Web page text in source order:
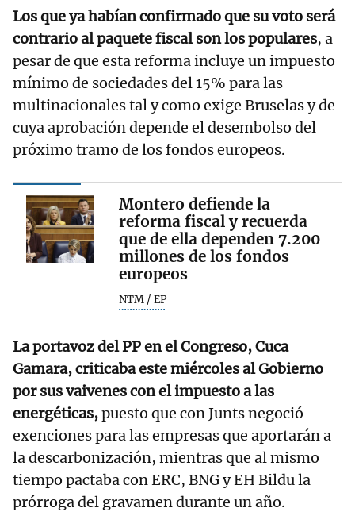
Los que ya habían confirmado que su voto será
contrario al paquete fiscal son los populares, a
pesar de que esta reforma incluye un impuesto
mínimo de sociedades del 15% para las
multinacionales tal y como exige Bruselas y de
cuya aprobación depende el desembolso del
próximo tramo de los fondos europeos.
Montero defiende la
reforma fiscal y recuerda
que de ella dependen 7.200
millones de los fondos
europeos
NTM / EP
La portavoz del PP en el Congreso, Cuca
Gamara, criticaba este miércoles al Gobierno
por sus vaivenes con el impuesto a las
energéticas,puesto que con Junts negoció
exenciones para las empresas que aportarán a
la descarbonización, mientras que al mismo
tiempo pactaba con ERC, BNG y EH Bildu la
prórroga del gravamen durante un año.